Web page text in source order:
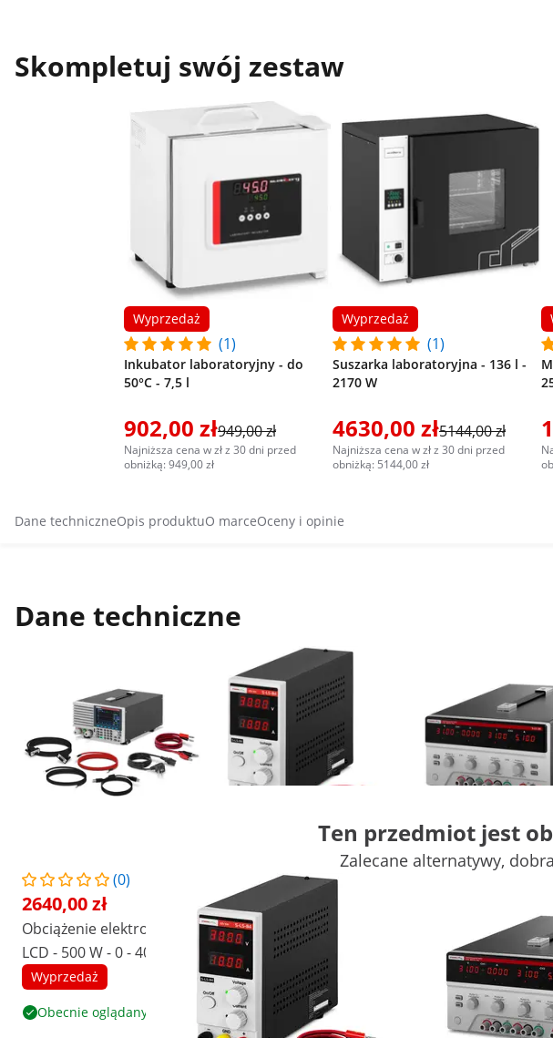
Skompletuj swój zestaw
Wyprzedaż
(1)
Inkubator laboratoryjny - do
50°C - 7,5 l
902,00 zł949,00 zł
Najniższa cena w zł z 30 dni przed
obniżką: 949,00 zł
Wyprzedaż
(1)
Suszarka laboratoryjna - 136 l -
2170 W
4630,00 zł5144,00 zł
Najniższa cena w zł z 30 dni przed
obniżką: 5144,00 zł
Dane techniczneOpis produktuO marceOceny i opinie
Dane techniczne
(0)
2640,00 zł
Obciążenie elektroniczne -
LCD - 500 W - 0 - 40 A -
programowalne
Wyprzedaż
Obecnie oglądany
(45)
261,00 zł
Zasilacz laboratoryjny - 0-30
V - 0-10 A - 300 W
Wyprzedaż Popularne
Zobacz produkt
Zasilacz
0-30 V - 0-5 A DC -
Wyprzedaż
Zobacz
Ten przedmiot jest
Zalecane alternatywy,